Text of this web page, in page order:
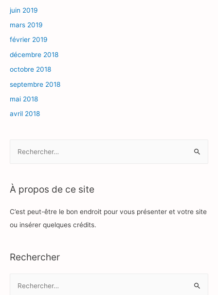
juin 2019
mars 2019
février 2019
décembre 2018
octobre 2018
septembre 2018
mai 2018
avril 2018
h
r
c
À propos de ce site
C’est peut-être le bon endroit pour vous présenter et votre site
ou insérer quelques crédits.
Rechercher